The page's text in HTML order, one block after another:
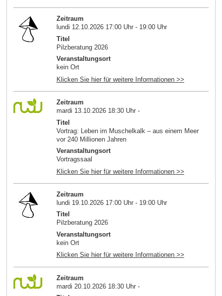
Zeitraum
lundi 12.10.2026 17:00 Uhr - 19:00 Uhr
Titel
Pilzberatung 2026
Veranstaltungsort
kein Ort
Klicken Sie hier für weitere Informationen >>
Zeitraum
mardi 13.10.2026 18:30 Uhr -
Titel
Vortrag: Leben im Muschelkalk – aus einem Meer
vor 240 Millionen Jahren
Veranstaltungsort
Vortragssaal
Klicken Sie hier für weitere Informationen >>
Zeitraum
lundi 19.10.2026 17:00 Uhr - 19:00 Uhr
Titel
Pilzberatung 2026
Veranstaltungsort
kein Ort
Klicken Sie hier für weitere Informationen >>
Zeitraum
mardi 20.10.2026 18:30 Uhr -